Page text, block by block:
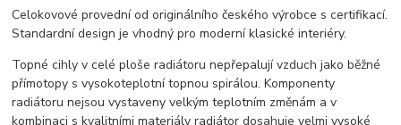
Celokovové provední od originálního českého výrobce s certifikací.
Standardní design je vhodný pro moderní klasické interiéry.
Topné cihly v celé ploše radiátoru nepřepalují vzduch jako běžné
přímotopy s vysokoteplotní topnou spirálou. Komponenty
radiátoru nejsou vystaveny velkým teplotním změnám a v
kombinaci s kvalitními materiály radiátor dosahuje velmi vysoké